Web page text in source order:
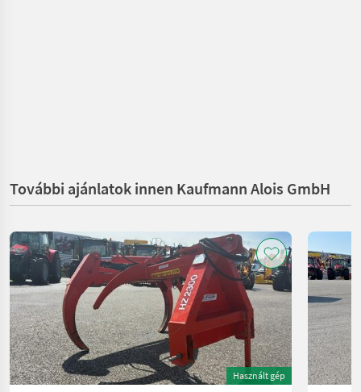
További ajánlatok innen Kaufmann Alois GmbH
Használt gép